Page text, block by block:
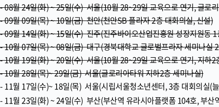
- 08월 24일(화) ~ 25일(수) 서울(10월 28~29일 교육으로 연기, 글로
-09월 09일(목) ~ 10일(금) 천안(천안SB 플라자 2층 대회의실, 신설)
- 09월 14일(화) ~ 15일(수) 진주(진주바이오산업진흥원 성장지원동
- 10월 07일(목) ~ 08일(금) 대구(경북대학교 글로벌프라자 세미나실
- 10월 19일(화) ~ 20일(수) 서울(10월 28~29일 교육으로 연기, 지하
- 10월 28일(목)~ 29일(금)서울(글로리아타워 지하2층 세미나실)
- 11월 17일(수)~ 18일(목) 서울(시립서울청소년센터, 3층 대회의실
- 11월 23일(화) ~ 24일(수) 부산(부산역 유라시아플랫폼 104호, 부산